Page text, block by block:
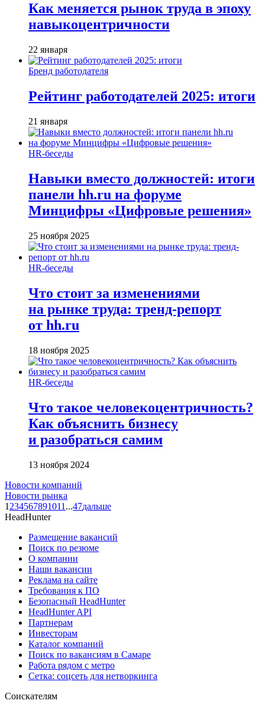
Как меняется рынок труда в эпоху
навыкоцентричности
22 января
Бренд работодателя
Рейтинг работодателей 2025: итоги
21 января
HR-беседы
Навыки вместо должностей: итоги
панели hh.ru на форуме
Минцифры «Цифровые решения»
25 ноября 2025
HR-беседы
Что стоит за изменениями
на рынке труда: тренд-репорт
от hh.ru
18 ноября 2025
HR-беседы
Что такое человеко­центричность?
Как объяснить бизнесу
и разобраться самим
13 ноября 2024
Новости компаний
Новости рынка
1 234567891011 ...47дальше
HeadHunter
Размещение вакансий
Поиск по резюме
О компании
Наши вакансии
Реклама на сайте
Требования к ПО
Безопасный HeadHunter
HeadHunter API
Партнерам
Инвесторам
Каталог компаний
Поиск по вакансиям в Самаре
Работа рядом с метро
Сетка: соцсеть для нетворкинга
Соискателям